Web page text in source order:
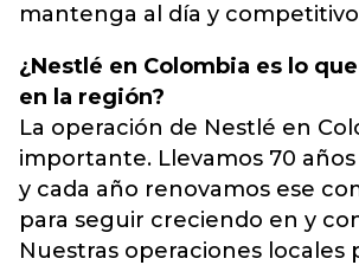
mantenga al día y
¿Nestlé en Colombia es lo
en la región?
La operación de Nestlé en
importante. Llevamos 70
y cada año renovamos ese
para seguir creciendo en y
Nuestras operaciones locales